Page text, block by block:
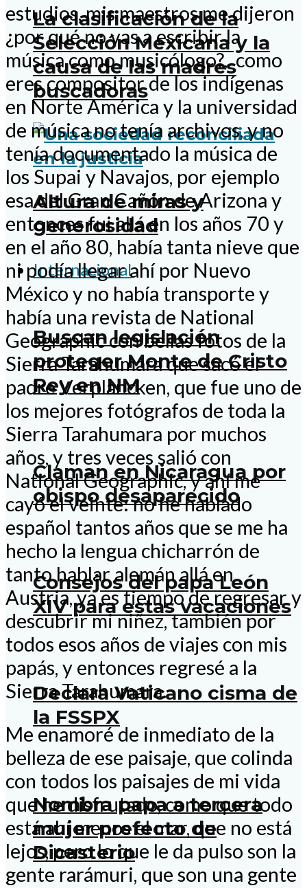
La clasificación de la
Selección Mexicana y la
causa de las madres
buscadoras
Altura de miras y
generosidad
Internacional
Buscan legislación
proteger Monte de Cristo
Rey en NM
Claman en Nicaragua por
obispo desaparecido
Consejos del papa León
XIV para estas vacaciones
Declara Vaticano cisma de
la FSSPX
Nombra papa a tercera
mujer prefecto de
Dicasterio
estudios, mis maestros me dijeron
¿por qué no vas a escribir la
música como musicólogo?, como
eres compositor de los indígenas
en Norte América y la universidad
de música no tenía archivos, y no
tenía documentado la música de
los Supai y Navajos, por ejemplo
esa del Gran Cañón de Arizona y
entonces fui allá en los años 70 y
en el año 80, había tanta nieve que
ni podía llegar ahí por Nuevo
México y no había transporte y
había una revista de National
Geographic con bellas fotos de la
Sierra Tarahumara que sacó el
padre Verplancken, que fue uno de
los mejores fotógrafos de toda la
Sierra Tarahumara por muchos
años, y tres veces salió con
National Geographic, y ahí me
cayó el veinte: no he hablado
español tantos años que se me ha
hecho la lengua chicharrón de
tanto hablar alemán allá en
Austria, ya es tiempo de regresar y
descubrir mi niñez, también por
todos esos años de viajes con mis
papás, y entonces regresé a la
Sierra Tarahumara.
Me enamoré de inmediato de la
belleza de ese paisaje, que colinda
con todos los paisajes de mi vida
que he disfrutado, como que todo
está ahí menos el mar, que no está
lejos, pero lo que le da pulso son la
gente rarámuri, que son una gente